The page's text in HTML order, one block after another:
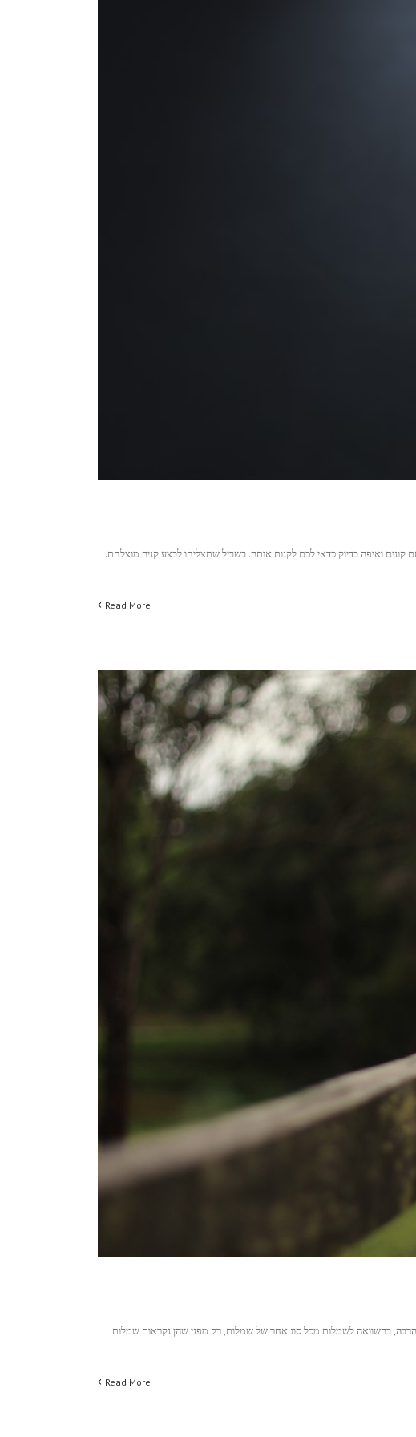
ואיפה בדיוק כדאי לכם לקנות אותה. בשביל שתצליחו לבצע קניה מוצלחת.
Read More
בהשוואה לשמלות מכל סוג אחר של שמלות, רק מפני שהן נקראות שמלות
Read More